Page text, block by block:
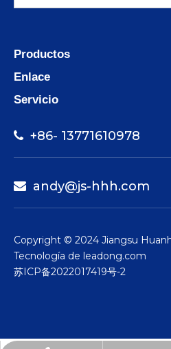
Productos
Enlace
Servicio
 +86- 13771610978
 andy@js-hhh.com
Copyright © 2024 Jiangsu
Tecnología de leadong.com
苏ICP备2022017419号-2